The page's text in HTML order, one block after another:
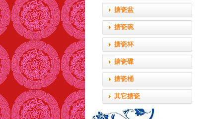
搪瓷盆
搪瓷碗
搪瓷杯
搪瓷碟
搪瓷桶
其它搪瓷